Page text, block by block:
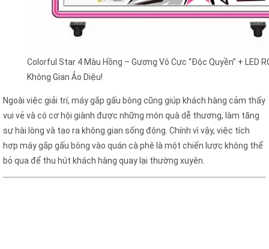
Colorful Star 4 Màu Hồng – Gương Vô Cực “Độc Quyền” + LED
Không Gian Ảo Diệu!
Ngoài việc giải trí, máy gắp gấu bông cũng giúp khách hàng cảm thấy
vui vẻ và có cơ hội giành được những món quà dễ thương, làm tăng
sự hài lòng và tạo ra không gian sống động. Chính vì vậy, việc tích
hợp máy gắp gấu bông vào quán cà phê là một chiến lược không thể
bỏ qua để thu hút khách hàng quay lại thường xuyên.